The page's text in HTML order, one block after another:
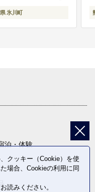
氷川町
泊・体験
クッキー（Cookie）を使
場合、Cookieの利用に同
読みください。